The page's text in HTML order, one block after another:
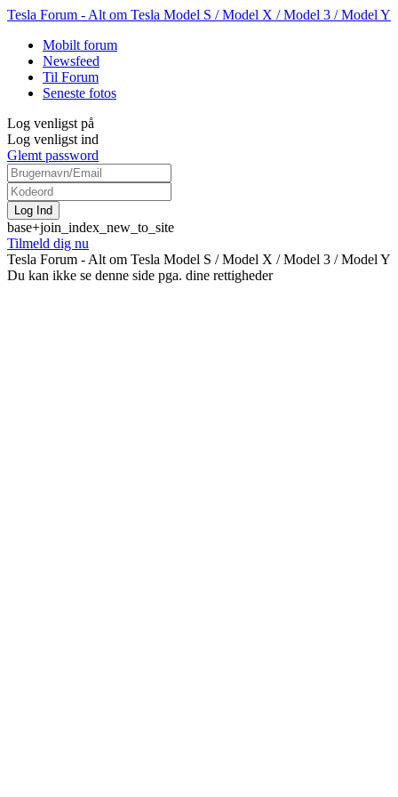
Tesla Forum - Alt om Tesla Model S / Model X / Model 3 / Model Y
Mobilt forum
Newsfeed
Til Forum
Seneste fotos
Log venligst på
Log venligst ind
Glemt password
base+join_index_new_to_site
Tilmeld dig nu
Tesla Forum - Alt om Tesla Model S / Model X / Model 3 / Model Y
Du kan ikke se denne side pga. dine rettigheder